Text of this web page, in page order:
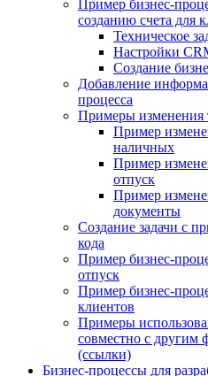
Пример бизнес-
созданию счета для
Техническое
Настройки
Создание
Добавление
процесса
Примеры изменения
Пример
наличных
Пример
отпуск
Пример
документы
Создание задачи с
кода
Пример бизнес-
отпуск
Пример бизнес-
клиентов
Примеры
совместно с другим
(ссылки)
Бизнес-процессы для